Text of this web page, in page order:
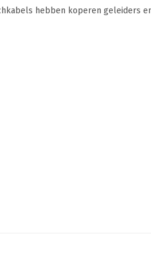
hebben koperen geleiders